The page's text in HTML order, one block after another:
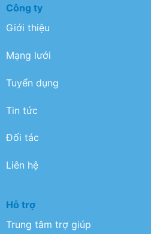
Công ty
Giới thiệu
Mạng lưới
Tuyển dụng
Tin tức
Đối tác
Liên hệ
Hỗ trợ
Trung tâm trợ giúp